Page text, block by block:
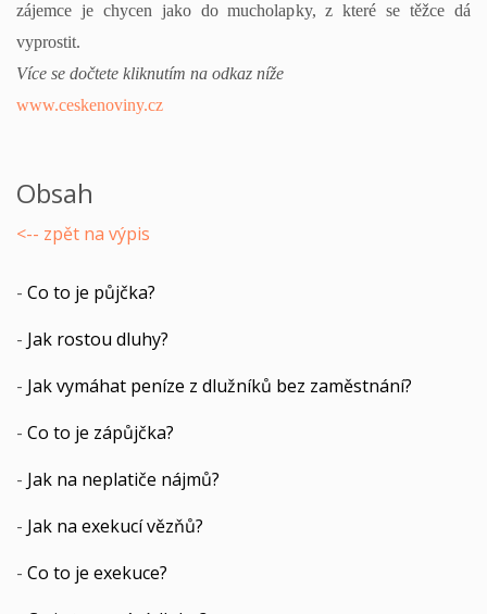
zájemce je chycen jako do mucholapky, z které se těžce dá
vyprostit.
Více se dočtete kliknutím na odkaz níže
www.ceskenoviny.cz
Obsah
<-- zpět na výpis
- Co to je půjčka?
- Jak rostou dluhy?
- Jak vymáhat peníze z dlužníků bez zaměstnání?
- Co to je zápůjčka?
- Jak na neplatiče nájmů?
- Jak na exekucí vězňů?
- Co to je exekuce?